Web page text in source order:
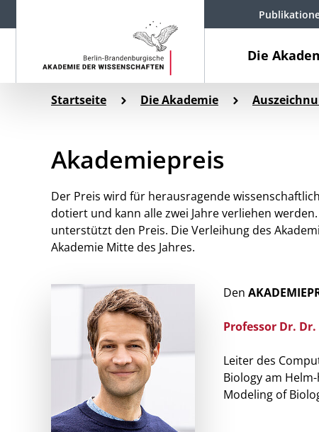
Die
Startseite Die Akademie
Akademiepreis
Der Preis wird für herausragende
dotiert und kann alle zwei Jahre verliehen
unterstützt den Preis. Die Verleihung des
Akademie Mitte des Jahres.
Den
Professor Dr.
Leiter des
Biology am
Modeling of